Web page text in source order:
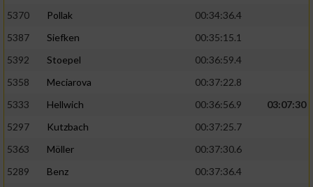
5370
Pollak
00:34:36.4
5387
Siefken
00:35:15.1
5392
Stoepel
00:36:59.4
5358
Meciarova
00:37:22.8
5333
Hellwich 00:36:56.9
03:07:30
5297
Kutzbach
00:37:25.7
5363
Möller
00:37:30.6
5289
Benz
00:37:36.4